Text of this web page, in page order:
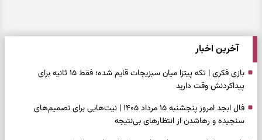
آخرین اخبار
بازی فکری | تکه پیتزا میان سبزیجات قایم شده؛ فقط ۱۵ ثانیه برای
پیداکردنش وقت دارید
فال ابجد امروز پنجشنبه ۱۵ مرداد ۱۴۰۵ | نیت‌هایی برای تصمیم‌های
سنجیده و رهاشدن از انتظارهای بی‌نتیجه